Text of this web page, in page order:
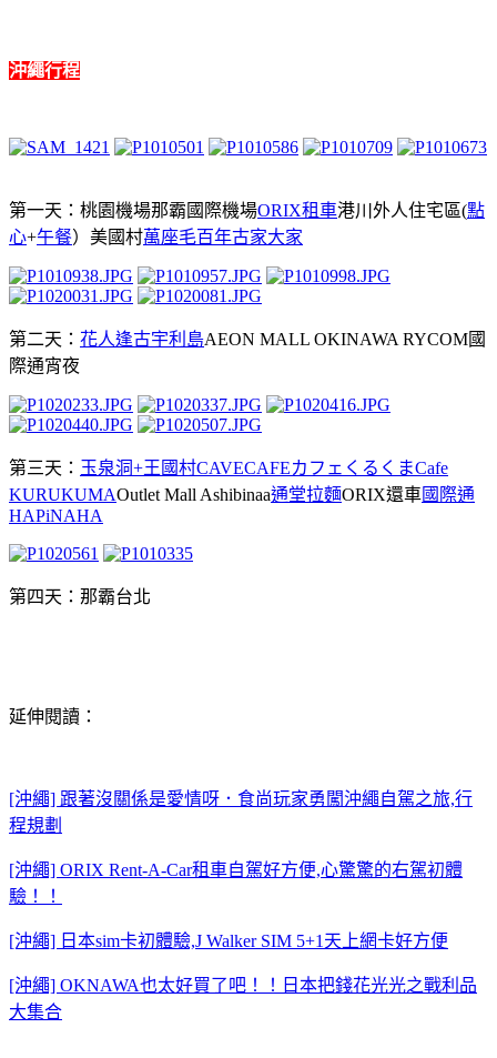
沖繩行程
第一天：桃園機場那霸國際機場ORIX租車港川外人住宅區(點
心+午餐） 美國村萬座毛百年古家大家
第二天： 花人逢古宇利島AEON MALL OKINAWA RYCOM國
際通宵夜
第三天： 玉泉洞+王國村CAVECAFEカフェくるくまCafe
KURUKUMAOutlet Mall Ashibinaa通堂拉麵ORIX還車國際通
HAPiNAHA
第四天：那霸台北
延伸閱讀：
[沖繩] 跟著沒關係是愛情呀．食尚玩家勇闖沖繩自駕之旅,行
程規劃
[沖繩] ORIX Rent-A-Car租車自駕好方便,心驚驚的右駕初體
驗！！
[沖繩] 日本sim卡初體驗,J Walker SIM 5+1天上網卡好方便
[沖繩] OKNAWA也太好買了吧！！日本把錢花光光之戰利品
大集合